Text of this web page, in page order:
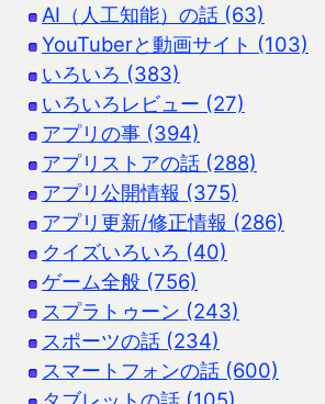
AI（人工知能）の話 (63)
YouTuberと動画サイト (103)
いろいろ (383)
いろいろレビュー (27)
アプリの事 (394)
アプリストアの話 (288)
アプリ公開情報 (375)
アプリ更新/修正情報 (286)
クイズいろいろ (40)
ゲーム全般 (756)
スプラトゥーン (243)
スポーツの話 (234)
スマートフォンの話 (600)